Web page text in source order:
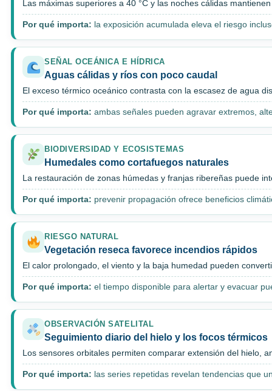
Las máximas superiores a 40 °C y las noches cálidas
Por qué importa: la exposición acumulada eleva el riesgo
SEÑAL OCEÁNICA E HÍDRICA
Aguas cálidas y ríos con poco caudal
El exceso térmico oceánico contrasta con la escasez de agua
Por qué importa: ambas señales pueden agravar extremos,
BIODIVERSIDAD Y ECOSISTEMAS
Humedales como cortafuegos naturales
La restauración de zonas húmedas y franjas ribereñas puede
Por qué importa: prevenir propagación ofrece beneficios
RIESGO NATURAL
Vegetación reseca favorece incendios rápidos
El calor prolongado, el viento y la baja humedad pueden
Por qué importa: el tiempo disponible para alertar y evacuar
OBSERVACIÓN SATELITAL
Seguimiento diario del hielo y los focos térmicos
Los sensores orbitales permiten comparar extensión del hielo,
Por qué importa: las series repetidas revelan tendencias que